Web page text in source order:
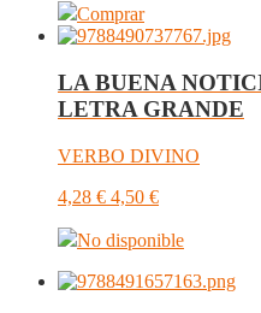
Comprar
LA BUENA
LETRA GRANDE
VERBO DIVINO
4,28 € 4,50 €
No disponible